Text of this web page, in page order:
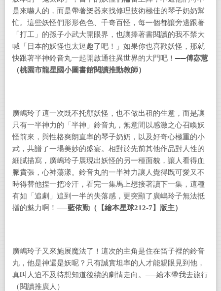
是來嚇人的，而是帶著樂器來找修理技術極佳的琴子奶奶幫
忙。這些妖怪們形形色色、千奇百怪，每一個都讓旁邊跟著
「打工」的孫子小武大開眼界，也讓捧著書閱讀的我不禁大
喊「日本的妖怪也太逗趣了吧！」如果你也喜歡妖怪，那就
快跟著半神鈴音丸一起開啟通往異世界的大門吧！ ──傅宓慧
（桃園市龍星國小圖書館閱讀推動教師）
廣嶋玲子這一次既不托顧妖怪，也不做出租的生意，而是讓
只有一半神力的「半神」鈴音丸，無意間以感激之心召喚妖
怪前來，與性格爽朗直率的琴子奶奶，以及好奇心極重的小
武，共譜了一場美妙的盛宴。相對於先前其他作品對人性的
細膩描寫，廣嶋玲子展現出妖怪的另一種面貌，讓人看得血
脈賁張，心神蕩漾。鈴音丸的一半神力讓人覺得既可愛又不
時得替他捏一把冷汗，看完一集馬上想接著讀下一集，這種
有如「追劇」追到一半的失落感，更突顯了廣嶋玲子無法抵
擋的魅力啊！ ──藍依勤（【繪本星球212-7】版主）
廣嶋玲子又來施展魔法了！這次的主角是住在笛子裡的鈴音
丸，他是神還是妖呢？只有誠實坦率的人才能親眼見到他，
真叫人迫不及待想知道後續的劇情走向。 ──繪本帶我去旅行
（閱讀推廣人）